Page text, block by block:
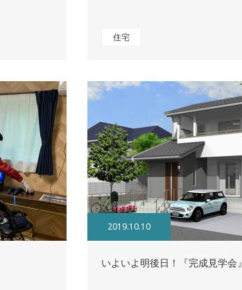
住宅
2019.10.10
いよいよ明後日！『完成見学会』